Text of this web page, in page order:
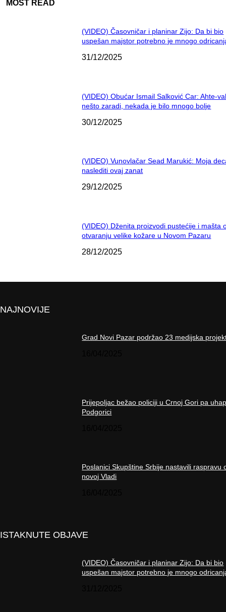
MOST READ
(VIDEO) Časovničar i planinar Zijo: Da bi bio
uspešan majstor potrebno je mnogo
31/12/2025
(VIDEO) Obućar Ismail Salković Car: Ahte-
nešto zaradi, nekada je bilo mnogo bolje
30/12/2025
(VIDEO) Vunovlačar Sead Marukić: Moja
naslediti ovaj zanat
29/12/2025
(VIDEO) Dženita proizvodi pustećije i mašta
otvaranju velike kožare u Novom Pazaru
28/12/2025
NAJNOVIJE
Grad Novi Pazar podržao 23 medijska
Prijepoljac bežao policiji u Crnoj Gori pa
Podgorici
Poslanici Skupštine Srbije nastavili raspravu
novoj Vladi
ISTAKNUTE OBJAVE
(VIDEO) Časovničar i planinar Zijo: Da bi bio
uspešan majstor potrebno je mnogo